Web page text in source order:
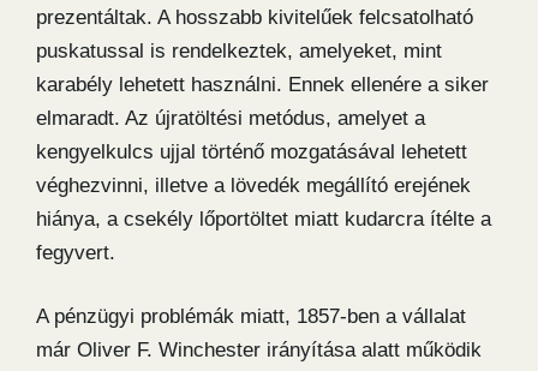
prezentáltak. A hosszabb kivitelűek felcsatolható
puskatussal is rendelkeztek, amelyeket, mint
karabély lehetett használni. Ennek ellenére a siker
elmaradt. Az újratöltési metódus, amelyet a
kengyelkulcs ujjal történő mozgatásával lehetett
véghezvinni, illetve a lövedék megállító erejének
hiánya, a csekély lőportöltet miatt kudarcra ítélte a
fegyvert.
A pénzügyi problémák miatt, 1857-ben a vállalat
már Oliver F. Winchester irányítása alatt működik